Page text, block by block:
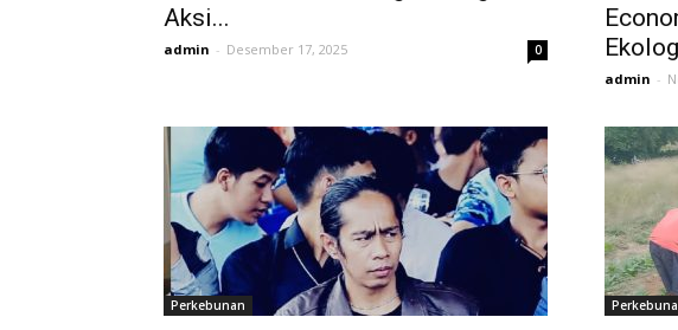
Aksi...
admin - Desember 17, 2025 0
admin -
Perkebunan